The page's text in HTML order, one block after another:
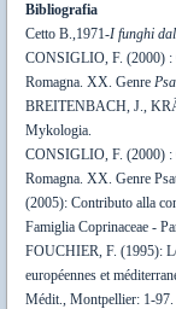
Bibliografia
Cetto B.,1971-I funghi
CONSIGLIO, F. (2000) :
Romagna. XX. Genre
BREITENBACH, J.,
Mykologia.
CONSIGLIO, F. (2000) :
Romagna. XX. Genre
(2005): Contributo alla
Famiglia Coprinaceae -
FOUCHIER, F. (1995):
européennes et
Médit., Montpellier: 1-97.